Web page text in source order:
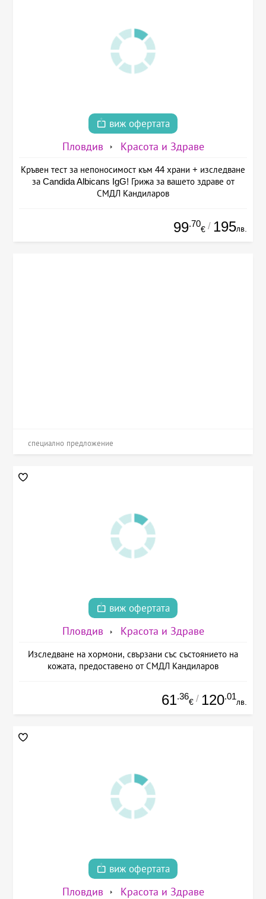
виж офертата
Пловдив Красота и Здраве
Кръвен тест за непоносимост към 44 храни + изследване
за Candida Albicans IgG! Грижа за вашето здраве от
СМДЛ Кандиларов
99.70
€ / 195лв.
специално предложение
виж офертата
Пловдив Красота и Здраве
Изследване на хормони, свързани със състоянието на
кожата, предоставено от СМДЛ Кандиларов
61.36
€ / 120.01
лв.
виж офертата
Пловдив Красота и Здраве